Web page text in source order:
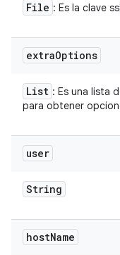
File : Es la clave
extraOptions
List : Es una lista
para obtener
user
String
hostName